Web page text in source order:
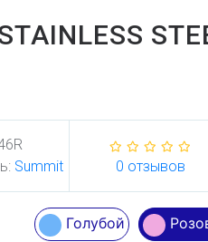
Summit 0 отзывов
Голубой